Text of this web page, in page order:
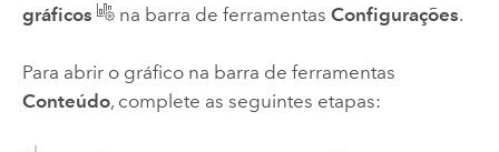
gráficos
na barra de ferramentas Configurações.
Para abrir o gráfico na barra de ferramentas
Conteúdo, complete as seguintes etapas: